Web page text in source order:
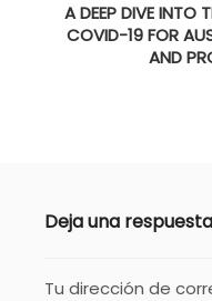
A DEEP DIVE INTO
COVID-19 FOR
AND
Deja una respuesta
Tu dirección de